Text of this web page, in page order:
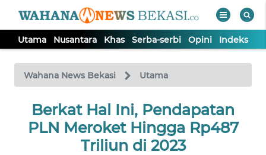
Utama Nusantara Khas Serba-serbi Opini Indeks
Wahana News Bekasi Utama
Berkat Hal Ini, Pendapatan
PLN Meroket Hingga Rp487
Triliun di 2023
TV
Tutup
UTAMA